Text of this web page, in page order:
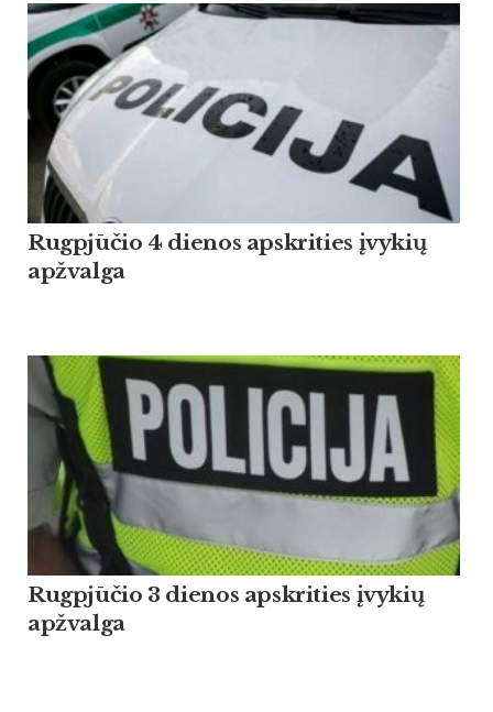
Rugpjūčio 4 dienos apskrities įvykių
apžvalga
Rugpjūčio 3 dienos apskrities įvykių
apžvalga